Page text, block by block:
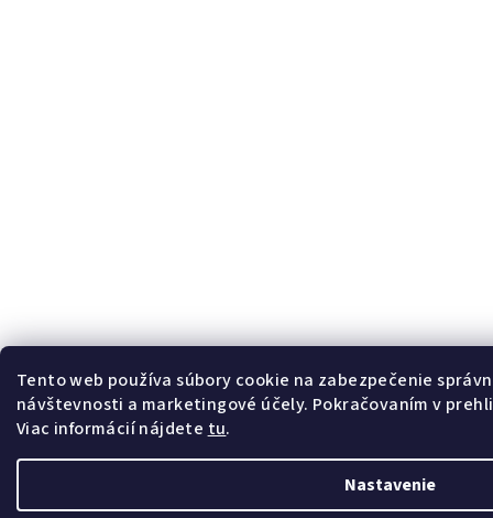
Tento web používa súbory cookie na zabezpečenie
návštevnosti a marketingové účely. Pokračovaním v
Viac informácií nájdete tu.
Nastavenie